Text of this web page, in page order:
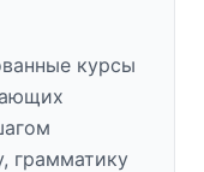
курсы
грамматику